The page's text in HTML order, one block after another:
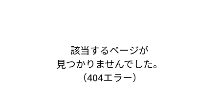
該当するページが
見つかりませんでした。
（404エラー）